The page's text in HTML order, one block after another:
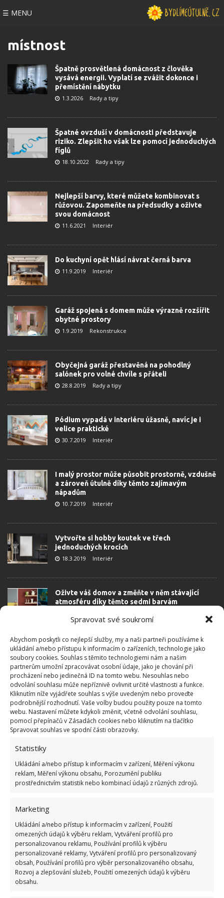
Spravovat své soukromí
Abychom poskytli co nejlepší služby, my a naši partneři používáme k
ukládání a/nebo přístupu k informacím o zařízeních, technologie jako
soubory cookies. Souhlas s těmito technologiemi nám a našim
partnerům umožní zpracovávat osobní údaje, jako je chování při
procházení nebo jedinečná ID na tomto webu. Nesouhlas nebo
odvolání souhlasu může nepříznivě ovlivnit určité vlastnosti a funkce.
Kliknutím níže vyjádřete souhlas s výše uvedeným nebo proveďte
podrobnější rozhodnutí. Vaše volby budou použity pouze na tomto
webu. Nastavení můžete kdykoli změnit, včetně odvolání souhlasu,
pomocí přepínačů v Zásadách cookies nebo kliknutím na tlačítko
Spravovat souhlas ve spodní části obrazovky.
Statistiky
Ukládání a/nebo přístup k informacím v zařízení, Měření výkonu
reklam, Měření výkonu obsahu, Porozumění publiku
prostřednictvím statistik nebo kombinací údajů z různých zdrojů.
Marketing
Ukládání a/nebo přístup k informacím v zařízení, Použití
omezených údajů k výběru reklam, Vytváření profilů pro
personalizovanou reklamu, Používání profilů k výběru
personalizované reklamy, Vytváření profilů pro personalizovaný
obsah, Používání profilů pro výběr personalizovaného obsahu,
Rozvoj a zlepšování služeb, Použití omezených údajů k výběru
obsahu.
☰ MENU
místnost
Špatně prosvětlená domácnost z člověka
vysává energii. Vyplatí se zvážit dokonce i
přemístění nábytku
1.3.2026 Rady a tipy
Špatné ovzduší v domácnosti představuje
riziko. Zlepšit ho však lze pomocí jednoduchých
fíglů
18.10.2022 Rady a tipy
Nejlepší barvy, které můžete kombinovat s
růžovou. Zapomeňte na předsudky a oživte
svou domácnost
11.6.2021 Interiér
Do kuchyní opět hlásí návrat černá barva
11.9.2019 Interiér
Garáž spojená s domem může výrazně rozšířit
obytné prostory
1.9.2019 Rekonstrukce
Obyčejná garáž přestavěná na pohodlný
salónek pro volné chvíle s přáteli
28.8.2019 Rady a tipy
Pódium vypadá v interiéru úžasně, navíc je i
velice praktické
30.7.2019 Interiér
I malý prostor může působit prostorně, vzdušně
a zároveň útulně díky těmto zajímavým
nápadům
10.7.2019 Interiér
Vytvořte si hobby koutek ve třech
jednoduchých krocích
18.3.2019 Interiér
Oživte váš domov a změňte v něm stávající
atmosféru díky těmto sedmi barvám
Nápady na skladování potravin v kuchyni –
přeměňte chaotickou kuchyni do čistého a
uklízeného prostoru
1.1.2019 Interiér
OBLÍBENÉ ČLÁNKY
1.6.2026
Kvíz na téma pionýrské tábory za socialismu:
Kdo je zažil, bez problému získá 12 ze 12 bodů